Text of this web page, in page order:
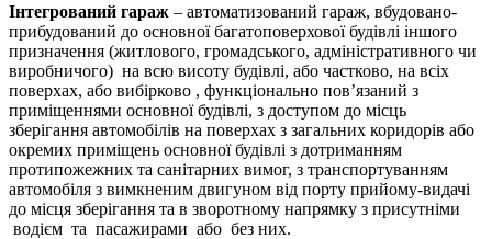
Інтегрований гараж – автоматизований гараж, вбудовано-
прибудований до основної багатоповерхової будівлі іншого
призначення (житлового, громадського, адміністративного чи
виробничого) на всю висоту будівлі, або частково, на всіх
поверхах, або вибірково , функціонально пов’язаний з
приміщеннями основної будівлі, з доступом до місць
зберігання автомобілів на поверхах з загальних коридорів або
окремих приміщень основної будівлі з дотриманням
протипожежних та санітарних вимог, з транспортуванням
автомобіля з вимкненим двигуном від порту прийому-видачі
до місця зберігання та в зворотному напрямку з присутніми
водієм та пасажирами або без них.